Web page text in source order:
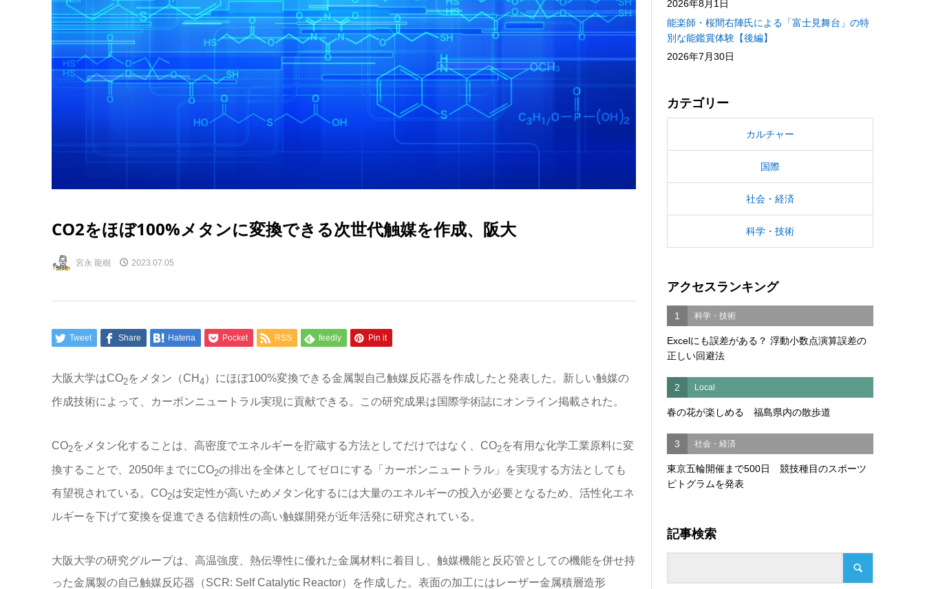
CO2をほぼ100%メタンに変換できる次世代触媒を作成、阪大
宮永 龍樹 2023.07.05
Tweet Share Hatena Pocket RSS feedly Pin it
大阪大学はCO2をメタン（CH 4）にほぼ100%変換できる金属製自己触媒反応器を作成したと発表した。新しい触媒の
作成技術によって、カーボンニュートラル実現に貢献できる。この研究成果は国際学術誌にオンライン掲載された。
CO2をメタン化することは、高密度でエネルギーを貯蔵する方法としてだけではなく、CO2を有用な化学工業原料に変
換することで、2050年までにCO2の排出を全体としてゼロにする「カーボンニュートラル」を実現する方法としても
有望視されている。CO2は安定性が高いためメタン化するには大量のエネルギーの投入が必要となるため、活性化エネ
ルギーを下げて変換を促進できる信頼性の高い触媒開発が近年活発に研究されている。
大阪大学の研究グループは、高温強度、熱伝導性に優れた金属材料に着目し、触媒機能と反応管としての機能を併せ持
った金属製の自己触媒反応器（SCR: Self Catalytic Reactor）を作成した。表面の加工にはレーザー金属積層造形
2026年8月1日
能楽師・桜間右陣氏による「富士見舞台」の特
別な能鑑賞体験【後編】
2026年7月30日
カテゴリー
カルチャー
国際
社会・経済
科学・技術
アクセスランキング
1 科学・技術
Excelにも誤差がある？ 浮動小数点演算誤差の
正しい回避法
2 Local
春の花が楽しめる 福島県内の散歩道
3 社会・経済
東京五輪開催まで500日 競技種目のスポーツ
ピトグラムを発表
記事検索